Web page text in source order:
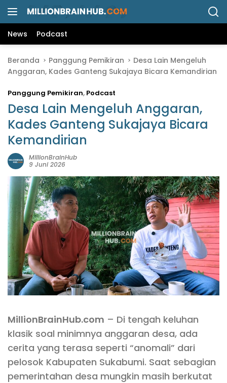
News Podcast
Beranda Panggung Pemikiran
Desa Lain Mengeluh
Anggaran, Kades Ganteng Sukajaya Bicara Kemandirian
Panggung Pemikiran, Podcast
Desa Lain Mengeluh Anggaran,
Kades Ganteng Sukajaya Bicara
Kemandirian
MillionBrainHub
9 Juni 2026
MillionBrainHub.com – Di tengah keluhan
klasik soal minimnya anggaran desa, ada
cerita yang terasa seperti “anomali” dari
pelosok Kabupaten Sukabumi. Saat sebagian
pemerintahan desa mungkin masih berkutat